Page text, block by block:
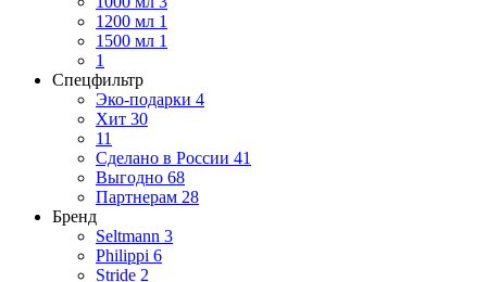
1200 мл 1
1500 мл 1
1
Спецфильтр
Эко-подарки 4
Хит 30
11
Сделано в России 41
Выгодно 68
Партнерам 28
Бренд
Seltmann 3
Philippi 6
Stride 2